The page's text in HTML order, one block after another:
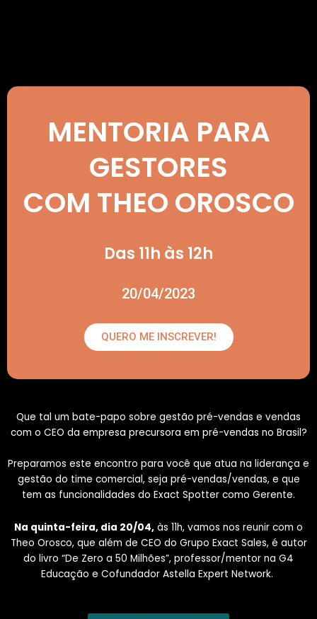
MENTORIA PARA
GESTORES
COM THEO OROSCO
Das 11h às 12h
20/04/2023
QUERO ME INSCREVER!
Que tal um bate-papo sobre gestão pré-vendas e vendas
com o CEO da empresa precursora em pré-vendas no Brasil?
Preparamos este encontro para você que atua na liderança e
gestão do time comercial, seja pré-vendas/vendas, e que
tem as funcionalidades do Exact Spotter como Gerente.
Na quinta-feira, dia 20/04, às 11h, vamos nos reunir com o
Theo Orosco, que além de CEO do Grupo Exact Sales, é autor
do livro “De Zero a 50 Milhões”, professor/mentor na G4
Educação e Cofundador Astella Expert Network.